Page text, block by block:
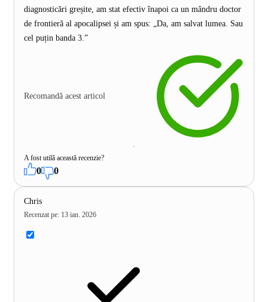
diagnosticări greșite, am stat efectiv înapoi ca un mândru doctor
de frontieră al apocalipsei și am spus: „Da, am salvat lumea. Sau
cel puțin banda 3.”
Recomandă acest articol
A fost utilă această recenzie?
0 0
Chris
Recenzat pe: 13 ian. 2026